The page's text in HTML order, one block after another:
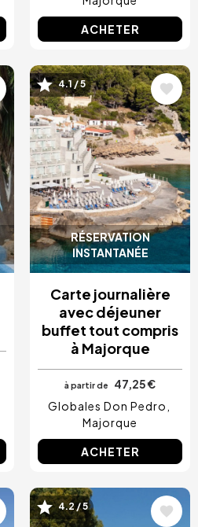
ACHETER
RÉSERVATION
INSTANTANÉE
Image
4.1 / 5
Carte journalière
avec déjeuner
buffet tout compris
à Majorque
à partir de
47,25 €
Globales Don Pedro
Majorque
ACHETER
Image
4.2 / 5